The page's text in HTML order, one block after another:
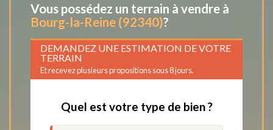
Vous possédez un terrain à vendre à
Bourg-la-Reine (92340)?
DEMANDEZ UNE ESTIMATION DE VOTRE
TERRAIN
Et recevez plusieurs propositions sous 8 jours.
Quel est votre type de bien ?